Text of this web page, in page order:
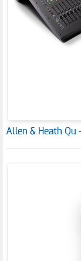
Allen & Heath Qu